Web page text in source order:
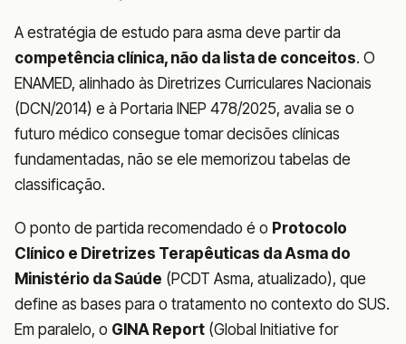
A estratégia de estudo para asma deve partir da
competência clínica, não da lista de conceitos. O
ENAMED, alinhado às Diretrizes Curriculares Nacionais
(DCN/2014) e à Portaria INEP 478/2025, avalia se o
futuro médico consegue tomar decisões clínicas
fundamentadas, não se ele memorizou tabelas de
classificação.
O ponto de partida recomendado é o Protocolo
Clínico e Diretrizes Terapêuticas da Asma do
Ministério da Saúde (PCDT Asma, atualizado), que
define as bases para o tratamento no contexto do SUS.
Em paralelo, o GINA Report (Global Initiative for